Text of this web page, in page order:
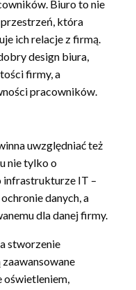
Biuro to nie
która
ich relacje z firmą.
design biura,
firmy, a
pracowników.
uwzględniać też
nie tylko o
infrastrukturze IT –
danych, a
dla danej firmy.
stworzenie